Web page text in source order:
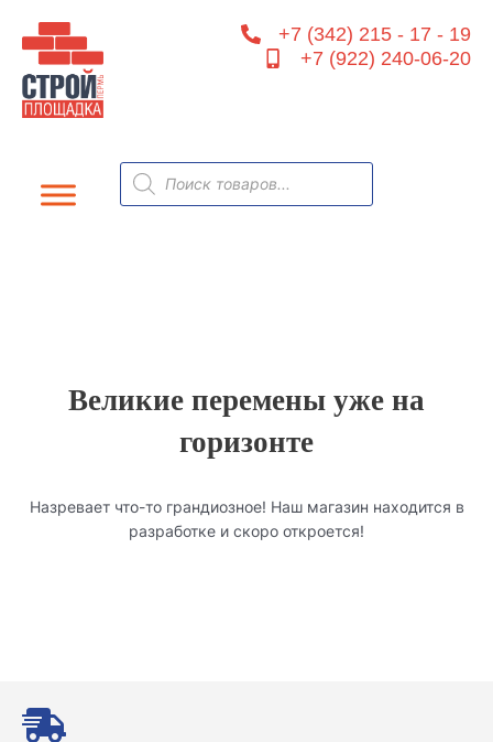
содержимому
+7 (342) 215 - 17 - 19
+7 (922) 240-06-20
Поиск
товаров
Великие перемены уже на
горизонте
Назревает что-то грандиозное! Наш магазин находится в
разработке и скоро откроется!